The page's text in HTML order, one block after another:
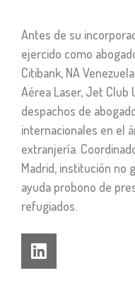
Antes de su
ejercido como
Citibank, NA
Aérea Laser, Jet Club
despachos de
internacionales en el
extranjería.
Madrid, institución no
ayuda probono de
refugiados.